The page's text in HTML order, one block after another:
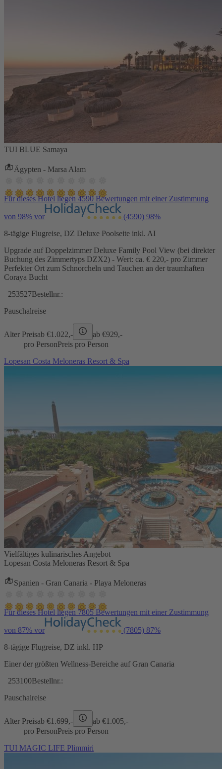
TUI BLUE Samaya
Ägypten - Marsa Alam
Für dieses Hotel liegen 4590 Bewertungen mit einer Zustimmung
von 98% vor (4590) 98%
8-tägige Flugreise, DZ Deluxe Poolseite inkl. AI
Upgrade auf Doppelzimmer Deluxe Family Pool View (bei direkter
Buchung des Zimmertyps DZX2) - Wert: ca. € 220,- pro Zimmer
Perfekter Ort zum Schnorcheln und Tauchen an der traumhaften
Coraya Bucht
253527Bestellnr.:
Pauschalreise
Alter Preisab €1.022,- ab €929,-
pro PersonPreis pro Person
Lopesan Costa Meloneras Resort & Spa
Vielfältiges kulinarisches Angebot
Lopesan Costa Meloneras Resort & Spa
Spanien - Gran Canaria - Playa Meloneras
Für dieses Hotel liegen 7805 Bewertungen mit einer Zustimmung
von 87% vor (7805) 87%
8-tägige Flugreise, DZ inkl. HP
Einer der größten Wellness-Bereiche auf Gran Canaria
253100Bestellnr.:
Pauschalreise
Alter Preisab €1.699,- ab €1.005,-
pro PersonPreis pro Person
TUI MAGIC LIFE Plimmiri